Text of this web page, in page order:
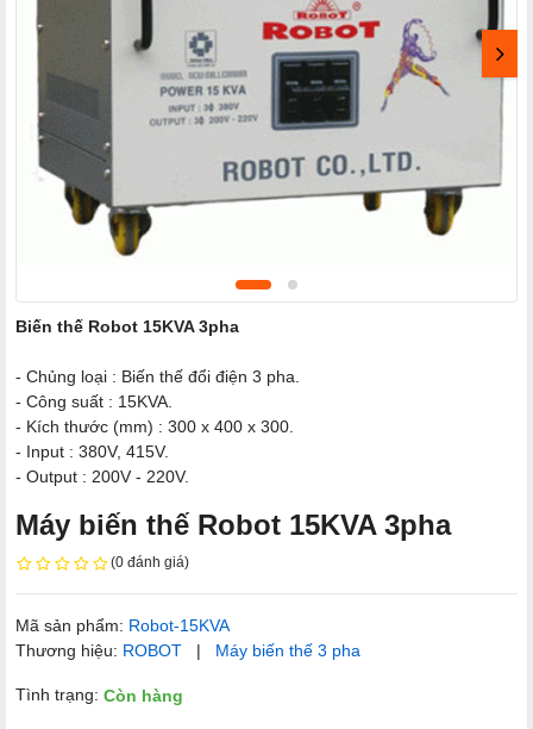
Biến thế Robot 15KVA 3pha
- Chủng loại : Biến thế đổi điện 3 pha.
- Công suất : 15KVA.
- Kích thước (mm) : 300 x 400 x 300.
- Input : 380V, 415V.
- Output : 200V - 220V.
Máy biến thế Robot 15KVA 3pha
(0 đánh giá)
Mã sản phẩm: Robot-15KVA
Thương hiệu: ROBOT | Máy biến thế 3 pha
Tình trạng: Còn hàng